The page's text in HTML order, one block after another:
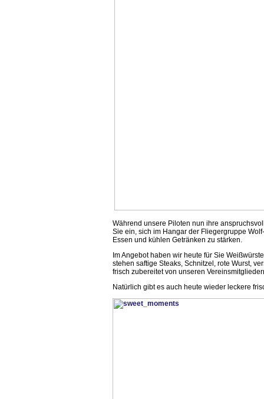
Während unsere Piloten nun ihre
Sie ein, sich im Hangar der Fliegergruppe
Essen und kühlen Getränken zu stärken.
Im Angebot haben wir heute für Sie
stehen saftige Steaks, Schnitzel, rote Wurst,
frisch zubereitet von unseren
Natürlich gibt es auch heute wieder leckere